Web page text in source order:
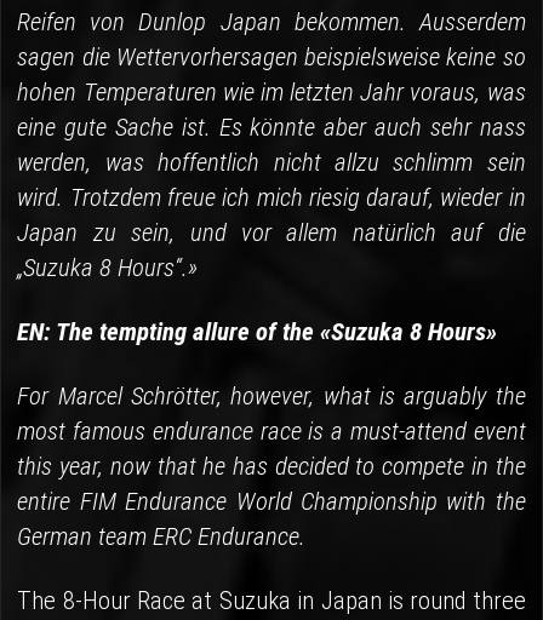
Reifen von Dunlop Japan bekommen. Ausserdem
sagen die Wettervorhersagen beispielsweise keine so
hohen Temperaturen wie im letzten Jahr voraus, was
eine gute Sache ist. Es könnte aber auch sehr nass
werden, was hoffentlich nicht allzu schlimm sein
wird. Trotzdem freue ich mich riesig darauf, wieder in
Japan zu sein, und vor allem natürlich auf die
„Suzuka 8 Hours“.»
EN: The tempting allure of the «Suzuka 8 Hours»
For Marcel Schrötter, however, what is arguably the
most famous endurance race is a must-attend event
this year, now that he has decided to compete in the
entire FIM Endurance World Championship with the
German team ERC Endurance.
The 8-Hour Race at Suzuka in Japan is round three